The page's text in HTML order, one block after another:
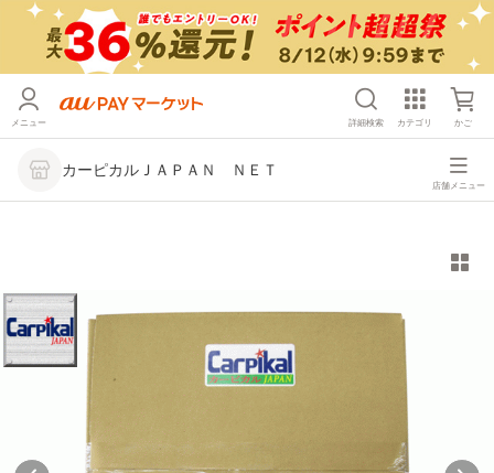
メニュー 詳細検索 カテゴリ かご
カーピカルＪＡＰＡＮ ＮＥＴ
店舗メニュー